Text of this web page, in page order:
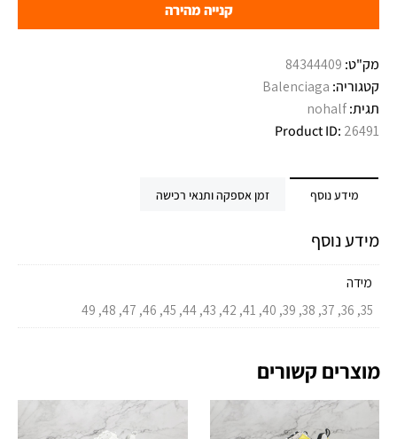
קנייה מהירה
מק"ט: 84344409
קטגוריה: Balenciaga
תגית:nohalf
Product ID: 26491
מידע נוסף זמן אספקה ותנאי רכישה
מידע נוסף
מידה
35, 36, 37, 38, 39, 40, 41, 42, 43, 44, 45, 46, 47, 48, 49
מוצרים קשורים